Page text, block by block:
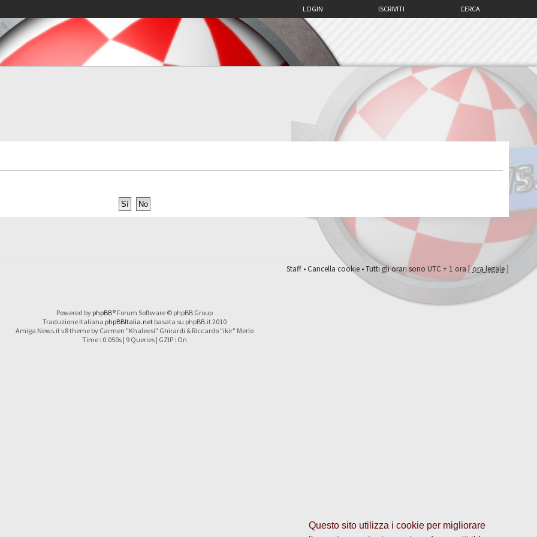
Questo sito utilizza i cookie per migliorare
CERCA
ISCRIVITI
LOGIN
Staff•Cancella cookie• Tutti gli orari sono UTC + 1 ora [ora legale]
Powered by phpBB® Forum Software © phpBB Group
Traduzione Italiana phpBBItalia.netbasata su phpBB.it 2010
Amiga News.it v8 theme by Carmen "Khaleesi" Ghirardi & Riccardo "ikir" Merlo
Time : 0.050s | 9 Queries | GZIP : On